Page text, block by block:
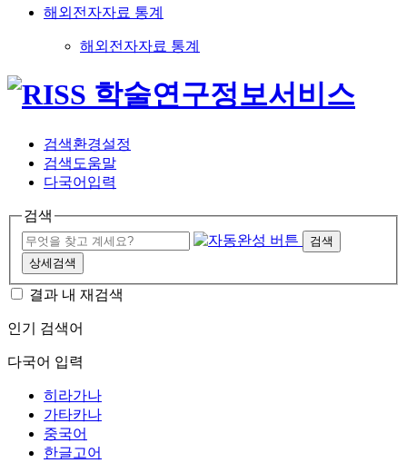
해외전자자료 통계
해외전자자료 통계
검색환경설정
검색도움말
다국어입력
검색
검색
상세검색
결과 내 재검색
인기 검색어
다국어 입력
히라가나
가타카나
중국어
한글고어